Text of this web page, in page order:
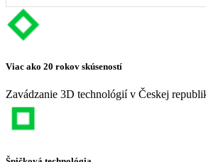
Viac ako 20 rokov skúseností
Zavádzanie 3D technológií v Českej